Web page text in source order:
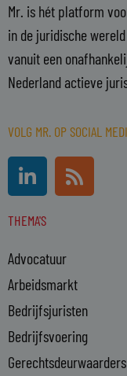
Mr. is hét platform
in de juridische
vanuit een
Nederland actieve
VOLG MR. OP SOCIAL
i
k
d
i
n
-
i
n
R
s
THEMA'S
Advocatuur
Arbeidsmarkt
Bedrijfsjuristen
Bedrijfsvoering
Gerechtsdeurwaarders